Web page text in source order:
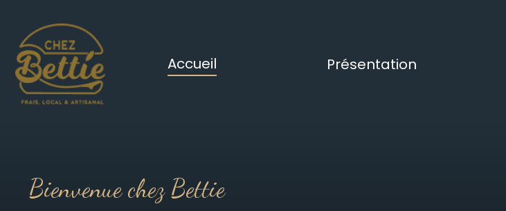
Accueil Présentation
Bienvenue chez Bettie